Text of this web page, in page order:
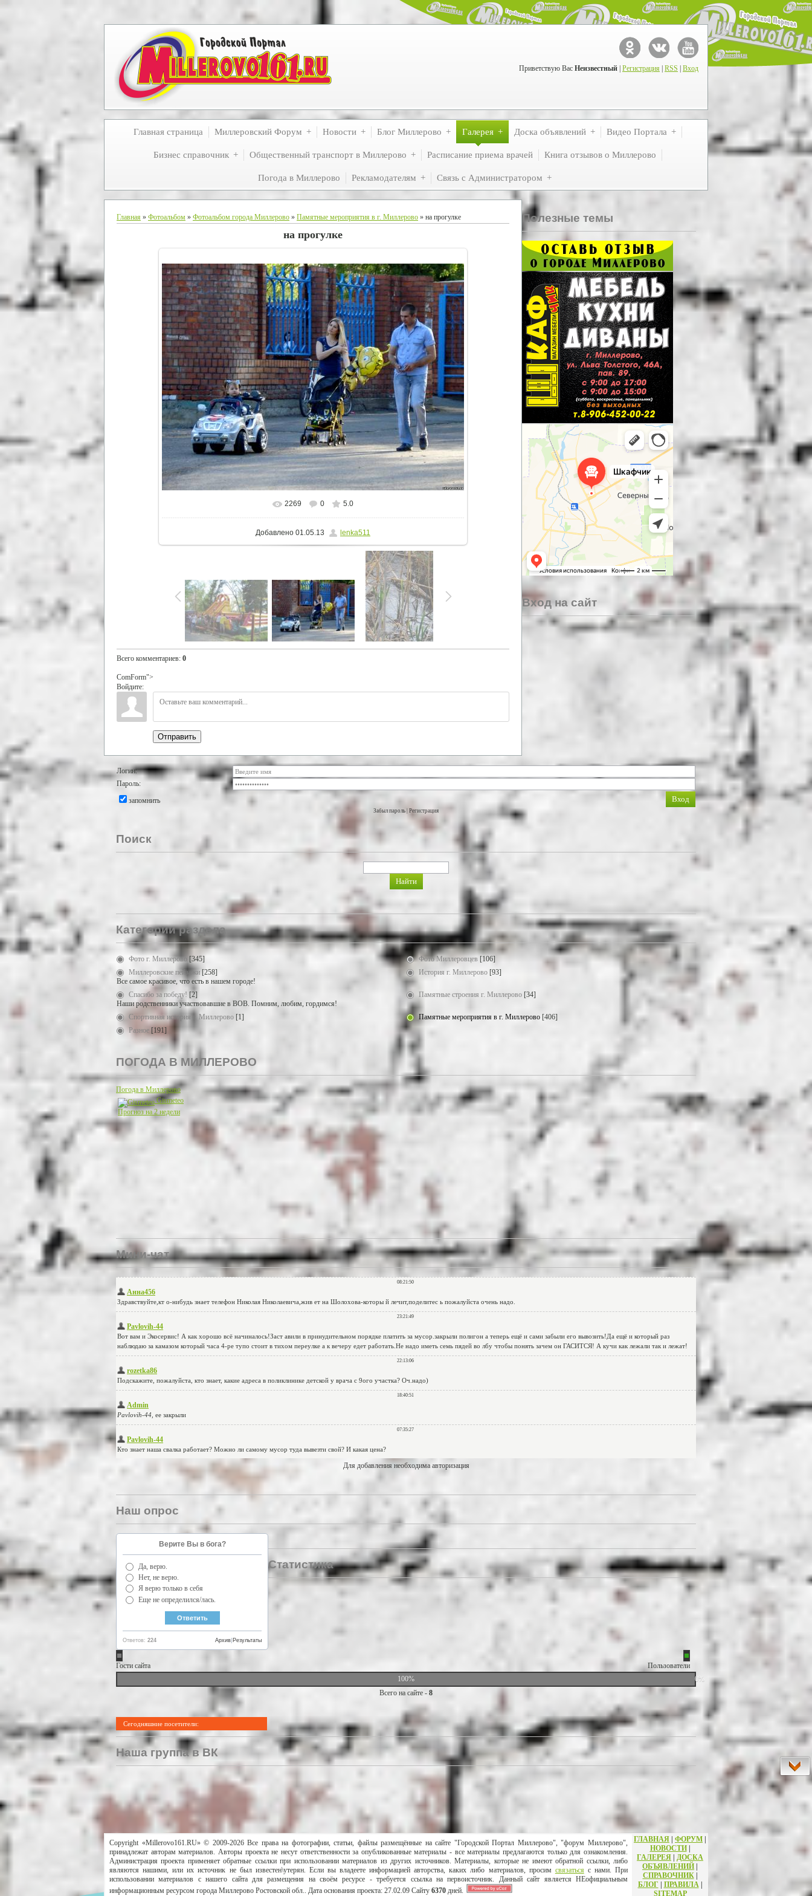
Приветствую Вас Неизвестный Регистрация RSS Вход
Главная страница Миллеровский Форум Новости Блог Миллерово Галерея Доска объявлений Видео Портала
Бизнес справочник Общественный транспорт в Миллерово Расписание приема врачей Книга отзывов о Миллерово
Погода в Миллерово Рекламодателям Связь с Администратором
Главная » Фотоальбом » Фотоальбом города Миллерово » Памятные мероприятия в г. Миллерово » на прогулке
на прогулке
В реальном размере 1500x1125
2269 0 5.0
Добавлено 01.05.13 lenka511
Всего комментариев: 0
ComForm">
Войдите:
Отправить
Полезные темы
Вход на сайт
Логин:
Пароль:
запомнить
Забыл пароль Регистрация
Поиск
Категории раздела
Фото г. Миллерово [345] Фото Миллеровцев [106]
Миллеровские пейзажи [258]
Все самое красивое, что есть в нашем городе!
История г. Миллерово [93]
Спасибо за победу! [2]
Наши родственники участвовавшие в ВОВ. Помним, любим, гордимся!
Памятные строения г. Миллерово [34]
Спортивная история г. Миллерово [1] Памятные мероприятия в г. Миллерово [406]
Разное [191]
ПОГОДА В МИЛЛЕРОВО
Погода в Миллерово
Gismeteo
Прогноз на 2 недели
Мини-чат
Для добавления необходима авторизация
Наш опрос
Верите Вы в бога?
Да, верю.
Нет, не верю.
Я верю только в себя
Еще не определился/лась.
Ответов: 224 Результаты
Архив
Статистика
Гости сайта
Пользователи
100%
0%
Всего на сайте - 8
Сегодняшние посетители:
Наша группа в ВК
Copyright «Millerovo161.RU» © 2009-2026 Все права на фотографии, статьи, файлы размещённые на сайте "Городской Портал Миллерово", "форум Миллерово",
принадлежат авторам материалов. Авторы проекта не несут ответственности за опубликованные материалы - все материалы предлагаются только для ознакомления.
Администрация проекта применяет обратные ссылки при использовании материалов из других источников. Материалы, которые не имеют обратной ссылки, либо
являются нашими, или их источник не был известен\утерян. Если вы владеете информацией авторства, каких либо материалов, просим связатьсяс нами. При
использовании материалов с нашего сайта для размещения на своём ресурсе - требуется ссылка на первоисточник. Данный сайт является НЕофициальным
информационным ресурсом города Миллерово Ростовской обл.. Дата основания проекта: 27.02.09 Сайту 6370 дней.
ГЛАВНАЯ | ФОРУМ |
НОВОСТИ|
ГАЛЕРЕЯ | ДОСКА
ОБЪЯВЛЕНИЙ |
СПРАВОЧНИК|
БЛОГ | ПРАВИЛА |
SITEMAP